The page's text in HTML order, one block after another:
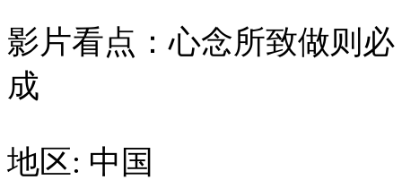
影片看点：心念所致做则必
成
地区: 中国